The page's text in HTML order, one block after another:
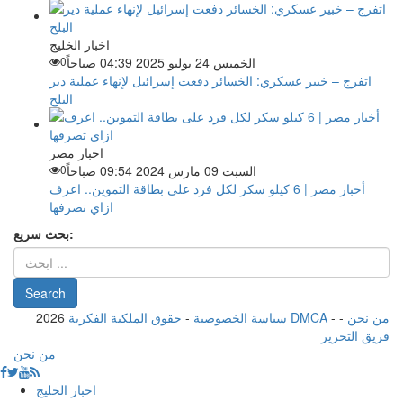
اخبار الخليج
الخميس 24 يوليو 2025 04:39 صباحاً
0
اتفرج – خبير عسكري: الخسائر دفعت إسرائيل لإنهاء عملية دير
البلح
اخبار مصر
السبت 09 مارس 2024 09:54 صباحاً
0
أخبار مصر | 6 كيلو سكر لكل فرد على بطاقة التموين.. اعرف
ازاي تصرفها
بحث سريع:
2026 سياسة الخصوصية - حقوق الملكية الفكرية DMCA - من نحن -
فريق التحرير
من نحن
اخبار الخليج